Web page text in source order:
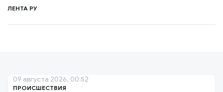
ЛЕНТА РУ
ПРОИСШЕСТВИЯ
09 августа 2026, 00:52